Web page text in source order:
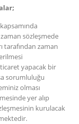
sözleşmede
tarafından zaman
yapacak bir
sorumluluğu
olması
yer alıp
kurulacak